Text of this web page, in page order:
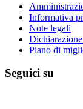
Informativa
Note legali
Piano di
Seguici su